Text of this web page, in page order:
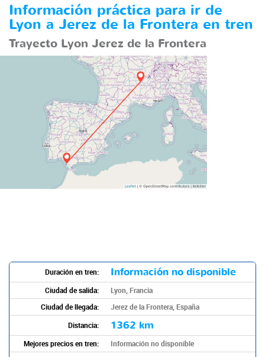
Información práctica para ir de
Lyon a Jerez de la Frontera en tren
Trayecto Lyon Jerez de la Frontera
Duración en tren: Información no disponible
Ciudad de salida:
Lyon, Francia
Ciudad de llegada:
Jerez de la Frontera, España
Distancia:
1362 km
Mejores precios en tren:
Información no disponible